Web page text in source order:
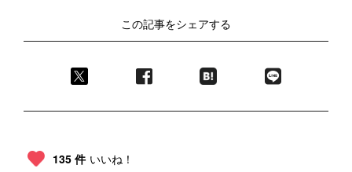
この記事をシェアする
135 件 いいね！